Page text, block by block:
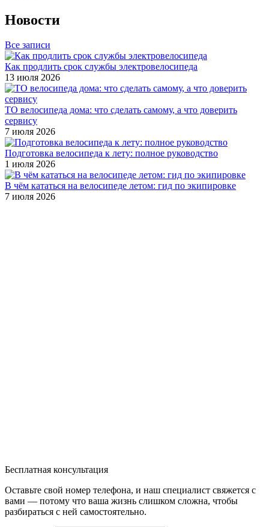
Новости
Все записи
Как продлить срок службы электровелосипеда
13 июля 2026
ТО велосипеда дома: что сделать самому, а что доверить
сервису
7 июля 2026
Подготовка велосипеда к лету: полное руководство
1 июля 2026
В чём кататься на велосипеде летом: гид по экипировке
7 июля 2026
Бесплатная консультация
Оставьте свой номер телефона, и наш специалист свяжется с
вами — потому что ваша жизнь слишком сложна, чтобы
разбираться с ней самостоятельно.